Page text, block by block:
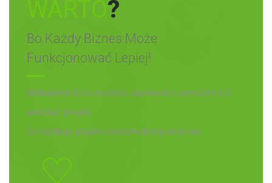
WARTO?
Bo Każdy Biznes Może
Funkcjonować Lepiej!
Wskażemy Ci co możesz usprawnić i pomożemy Ci
wdrożyć zmiany.
Do każdego projektu podchodzimy ambitnie.